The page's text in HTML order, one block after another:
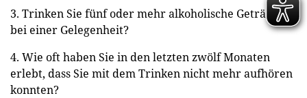
3. Trinken Sie fünf oder mehr alkoholische Getränke
bei einer Gelegenheit?
4. Wie oft haben Sie in den letzten zwölf Monaten
erlebt, dass Sie mit dem Trinken nicht mehr aufhören
konnten?